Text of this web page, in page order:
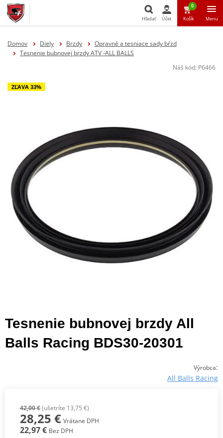
Hľadať Účet
0
Košík Menu
Domov Diely Brzdy
Opravné a tesniace sady bŕzd
Tesnenie bubnovej brzdy ATV -ALL BALLS
Náš kód: P6466
ZĽAVA 33%
Tesnenie bubnovej brzdy All
Balls Racing BDS30-20301
Výrobca:
All Balls Racing
42,00 €(ušetríte 13,75 €)
28,25 € Vrátane DPH
22,97 € Bez DPH